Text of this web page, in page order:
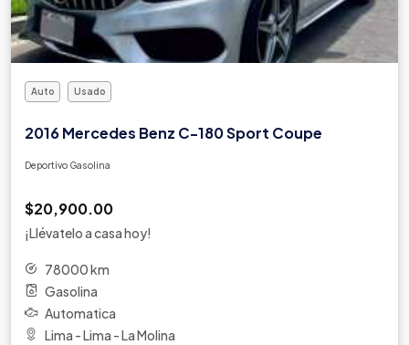
Auto Usado
2016 Mercedes Benz C-180 Sport Coupe
Deportivo Gasolina
$20,900.00
¡Llévatelo a casa hoy!
78000 km
Gasolina
Automatica
Lima - Lima - La Molina